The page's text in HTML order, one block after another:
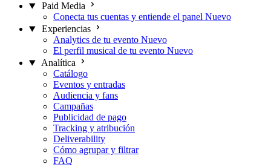
Paid Media
Conecta tus cuentas y entiende el panel Nuevo
Experiencias
Analytics de tu evento Nuevo
El perfil musical de tu evento Nuevo
Analítica
Catálogo
Eventos y entradas
Audiencia y fans
Campañas
Publicidad de pago
Tracking y atribución
Deliverability
Cómo agrupar y filtrar
FAQ